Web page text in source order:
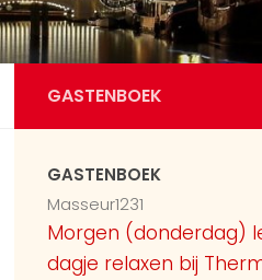
GASTENBOEK
GASTENBOEK
Masseur1231
Morgen (donderdag)
dagje relaxen bij